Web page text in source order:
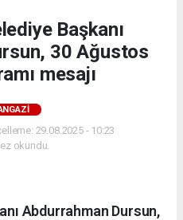
Başkanı
30 Ağustos
mesajı
29.08.2025 - 10:23
okundu.
Abdurrahman Dursun,